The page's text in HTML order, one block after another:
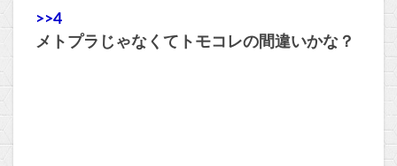
>>4
メトプラじゃなくてトモコレの間違いかな？